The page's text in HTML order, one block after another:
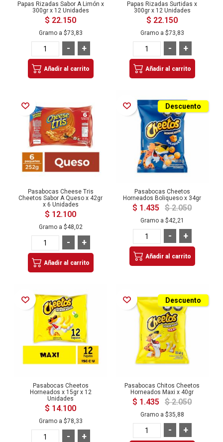
Papas Rizadas Sabor A Limón x
300gr x 12 Unidades
$ 22.150
Gramo a $73,83
+
-
Añadir al carrito
Papas Rizadas Surtidas x
300gr x 12 Unidades
$ 22.150
Gramo a $73,83
+
-
Añadir al carrito
Añadir a la Lista de Deseos
Pasabocas Cheese Tris
Cheetos Sabor A Queso x 42gr
x 6 Unidades
$ 12.100
Gramo a $48,02
+
-
Añadir al carrito
Añadir a la Lista de Deseos
Pasabocas Cheetos
Horneados Boliqueso x 34gr
$ 1.435
Descuento
$ 2.050
Gramo a $42,21
+
-
Añadir al carrito
Añadir a la Lista de Deseos
Pasabocas Cheetos
Horneados x 15gr x 12
Unidades
$ 14.100
Gramo a $78,33
+
-
Añadir a la Lista de Deseos
Pasabocas Chitos Cheetos
Horneados Maxi x 40gr
$ 1.435
Descuento
$ 2.050
Gramo a $35,88
+
-